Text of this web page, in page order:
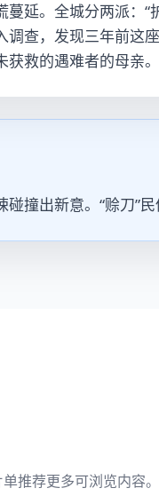
延。全城分两派：“
调查，发现三年前这
救的遇难者的母亲。
撞出新意。“赊刀”
推荐更多可浏览内容。